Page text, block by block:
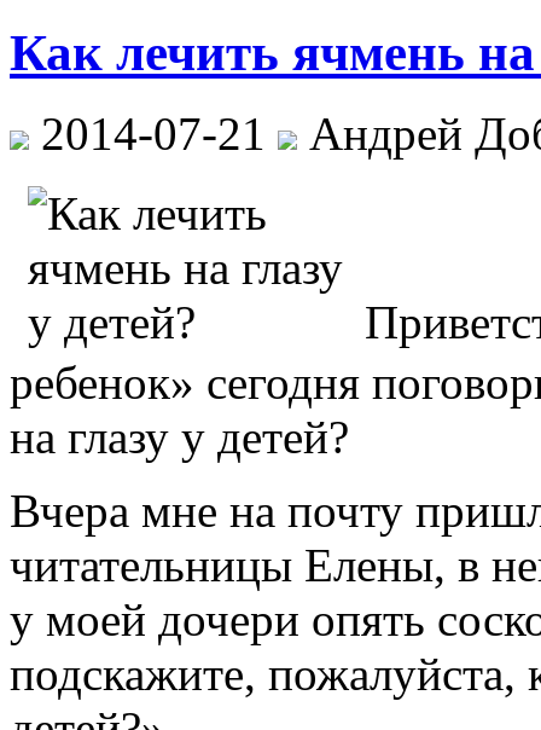
Как лечить ячмень на
2014-07-21 Андрей
ребенок» сегодня
на глазу у детей?
Вчера мне на почту
читательницы Елены, в
у моей дочери опять
подскажите, пожалуйста,